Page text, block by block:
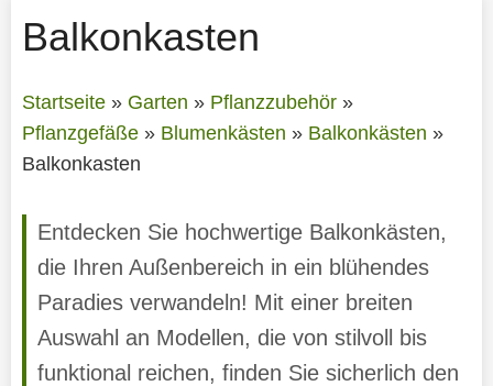
Balkonkasten
Startseite» Garten » Pflanzzubehör»
Pflanzgefäße» Blumenkästen » Balkonkästen »
Balkonkasten
Entdecken Sie hochwertige Balkonkästen,
die Ihren Außenbereich in ein blühendes
Paradies verwandeln! Mit einer breiten
Auswahl an Modellen, die von stilvoll bis
funktional reichen, finden Sie sicherlich den